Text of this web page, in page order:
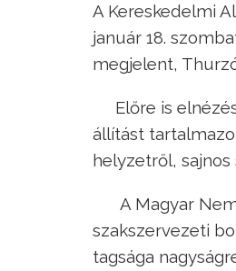
A Kereskedelmi
január 18.
megjelent,
Előre is
állítást
helyzetről,
A Magyar
szakszervezeti
tagsága